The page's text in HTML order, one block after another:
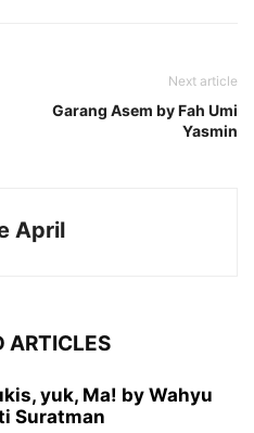
Next article
Garang Asem by Fah Umi
Yasmin
April
ARTICLES
yuk, Ma! by Wahyu
Suratman